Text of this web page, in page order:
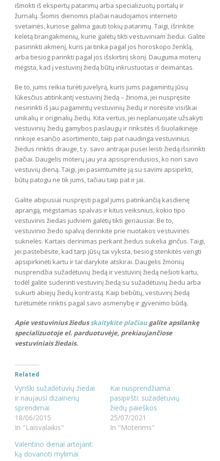
išmokti iš ekspertų patarimų arba specializuotų portalų ir
žurnalų. Šiomis dienomis plačiai naudojamos interneto
svetainės, kuriose galima gauti tokių patarimų. Taigi, išrinkite
keletą brangakmenių, kurie galėtų tikti vestuviniam žiedui. Galite
pasirinkti akmenį, kuris jai tinka pagal jos horoskopo ženklą,
arba tiesiog parinkti pagal jos išskirtinį skonį. Dauguma moterų
mėgsta, kad į vestuvinį žiedą būtų inkrustuotas ir deimantas.
Be to, jums reikia turėti juvelyrą, kuris jums pagamintų jūsų
lūkesčius atitinkantį vestuvinį žiedą – žinoma, jei nuspręsite
nesirinkti iš jau pagamintų vestuvinių žiedų ir norėsite visiškai
unikalių ir originalių žiedų. Kita vertus, jei neplanuojate užsakyti
vestuvinių žiedų gamybos paslaugų ir rinksitės iš šiuolaikinėje
rinkoje esančio asortimento, taip pat naudinga vestuvinius
žiedus rinktis drauge, t.y. savo antrajai pusei leisti žiedą išsirinkti
pačiai. Daugelis moterų jau yra apsisprendusios, ko nori savo
vestuvių dieną. Taigi, jei pasiimtumėte ją su savimi apsipirkti,
būtų patogu ne tik jums, tačiau taip pat ir jai.
Galite abipusiai nuspręsti pagal jums patinkančią kasdienę
aprangą, mėgstamas spalvas ir kitus veiksnius, kokio tipo
vestuvinis žiedas judviem galėtų tikti geriausiai. Be to,
vestuvinio žiedo spalvą derinkite prie nuotakos vestuvinės
suknelės. Kartais derinimas perkant žiedus sukelia ginčus. Taigi,
jei pastebėsite, kad tarp jūsų tai vyksta, tiesiog stenkitės vengti
apsipirkinėti kartu ir tai darykite atskirai. Daugelis žmonių
nusprendžia sužadėtuvių žiedą ir vestuvinį žiedą nešioti kartu,
todėl galite suderinti vestuvinį žiedą su sužadėtuvių žiedu arba
sukurti abiejų žiedų kontrastą. Kaip bebūtų, vestuvinį žiedą
turėtumėte rinktis pagal savo asmenybę ir gyvenimo būdą.
Apie vestuvinius žiedusskaitykite plačiau galite apsilankę
specializuotoje el. parduotuvėje, prekiaujančiose
vestuviniais žiedais.
Related
Vyriški sužadėtuvių žiedai
ir naujausi dizainerių
sprendimai
18/06/2015
In "Laisvalaikis"
Kai nusprendžiama
pasipiršti: sužadėtuvių
žiedų paieškos
25/07/2021
In "Moterims"
Valentino dienai artėjant:
ką dovanoti mylimai